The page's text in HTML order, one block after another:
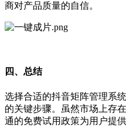
商对产品质量的自信。
四、总结
选择合适的抖音矩阵管理系
的关键步骤。虽然市场上存
通的免费试用政策为用户提